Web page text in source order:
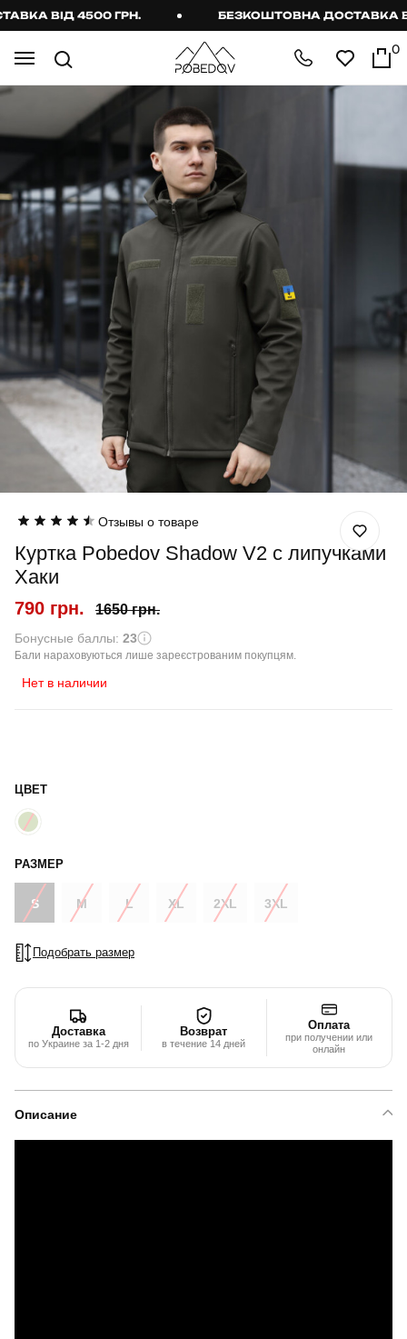
ВІД 4500 ГРН. БЕЗКОШТОВНА ДОСТАВКА
0
Отзывы о товаре
Куртка Pobedov Shadow V2 с липучками
Хаки
790 грн. 1650 грн.
Бонусные баллы: 23
Бали нараховуються лише зареєстрованим покупцям.
Нет в наличии
ЦВЕТ
РАЗМЕР
S M L XL 2XL 3XL
Подобрать размер
Доставка
по Украине за 1-2 дня
Возврат
в течение 14 дней
Оплата
при получении или
онлайн
Описание